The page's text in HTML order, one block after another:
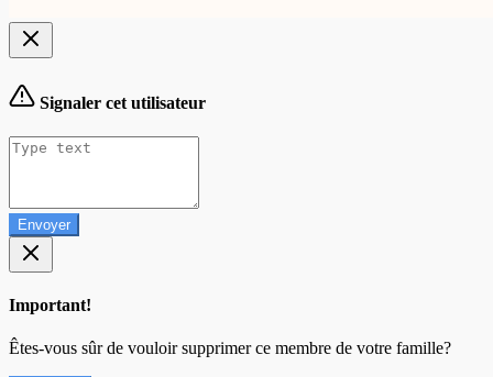
Signaler cet utilisateur
Envoyer
Important!
Êtes-vous sûr de vouloir supprimer ce membre de votre famille?